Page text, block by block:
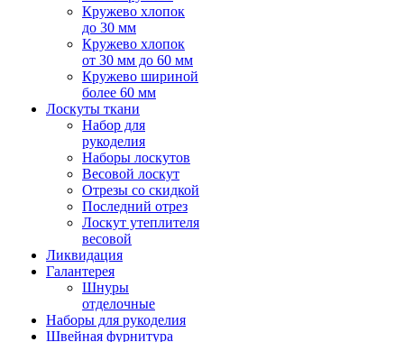
Кружево хлопок
до 30 мм
Кружево хлопок
от 30 мм до 60 мм
Кружево шириной
более 60 мм
Лоскуты ткани
Набор для
рукоделия
Наборы лоскутов
Весовой лоскут
Отрезы со скидкой
Последний отрез
Лоскут утеплителя
весовой
Ликвидация
Галантерея
Шнуры
отделочные
Наборы для рукоделия
Швейная фурнитура